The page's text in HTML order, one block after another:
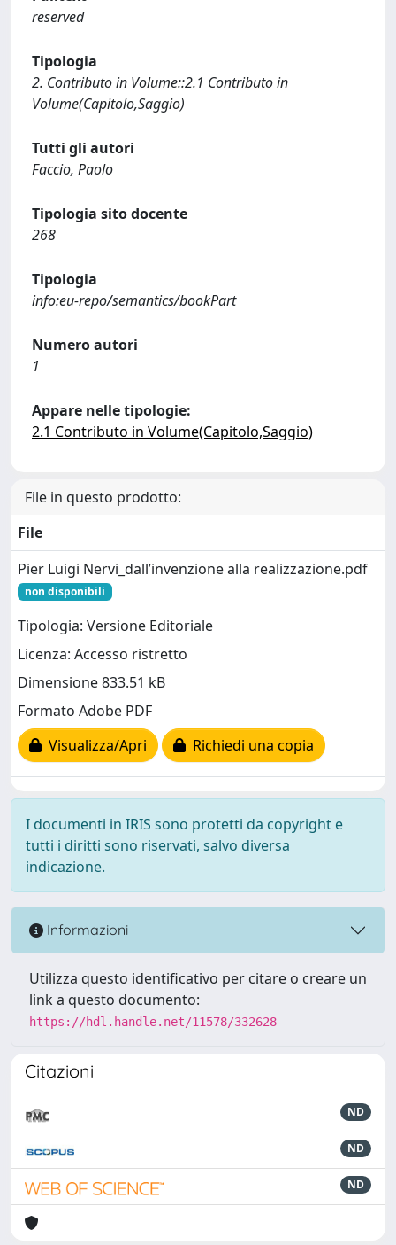
reserved
Tipologia
2. Contributo in Volume::2.1 Contributo in
Volume(Capitolo,Saggio)
Tutti gli autori
Faccio, Paolo
Tipologia sito docente
268
Tipologia
info:eu-repo/semantics/bookPart
Numero autori
1
Appare nelle tipologie:
2.1 Contributo in Volume(Capitolo,Saggio)
File in questo prodotto:
File
Pier Luigi Nervi_dall’invenzione alla realizzazione.pdf
non disponibili
Tipologia: Versione Editoriale
Licenza: Accesso ristretto
Dimensione 833.51 kB
Formato Adobe PDF
Visualizza/Apri
Richiedi una copia
I documenti in IRIS sono protetti da copyright e
tutti i diritti sono riservati, salvo diversa
indicazione.
Informazioni
Utilizza questo identificativo per citare o creare un
link a questo documento:
https://hdl.handle.net/11578/332628
Citazioni
ND
ND
ND